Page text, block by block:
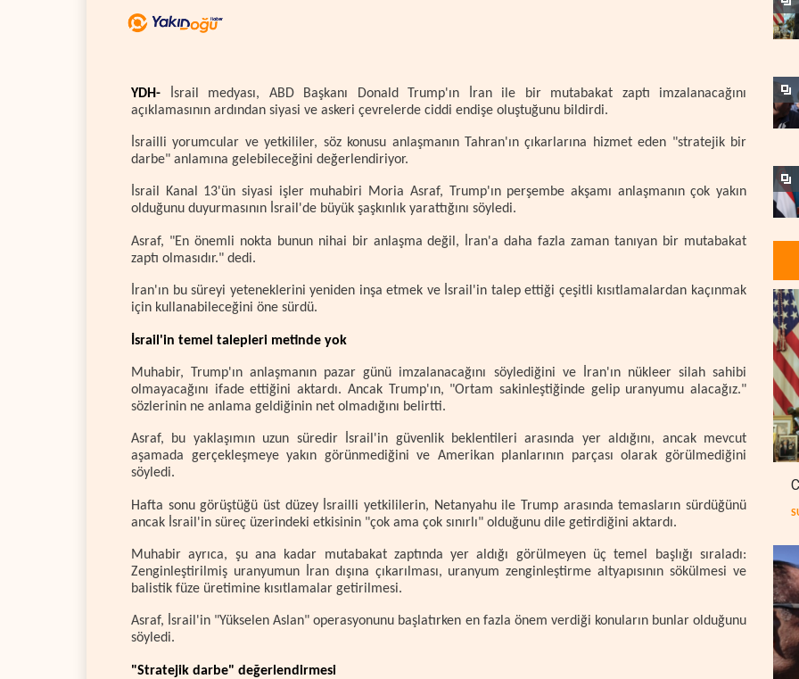
YDH- İsrail medyası, ABD Başkanı Donald Trump'ın İran ile bir mutabakat zaptı imzalanacağını
açıklamasının ardından siyasi ve askeri çevrelerde ciddi endişe oluştuğunu bildirdi.
İsrailli yorumcular ve yetkililer, söz konusu anlaşmanın Tahran'ın çıkarlarına hizmet eden "stratejik bir
darbe" anlamına gelebileceğini değerlendiriyor.
İsrail Kanal 13'ün siyasi işler muhabiri Moria Asraf, Trump'ın perşembe akşamı anlaşmanın çok yakın
olduğunu duyurmasının İsrail'de büyük şaşkınlık yarattığını söyledi.
Asraf, "En önemli nokta bunun nihai bir anlaşma değil, İran'a daha fazla zaman tanıyan bir mutabakat
zaptı olmasıdır." dedi.
İran'ın bu süreyi yeteneklerini yeniden inşa etmek ve İsrail'in talep ettiği çeşitli kısıtlamalardan kaçınmak
için kullanabileceğini öne sürdü.
İsrail'in temel talepleri metinde yok
Muhabir, Trump'ın anlaşmanın pazar günü imzalanacağını söylediğini ve İran'ın nükleer silah sahibi
olmayacağını ifade ettiğini aktardı. Ancak Trump'ın, "Ortam sakinleştiğinde gelip uranyumu alacağız."
sözlerinin ne anlama geldiğinin net olmadığını belirtti.
Asraf, bu yaklaşımın uzun süredir İsrail'in güvenlik beklentileri arasında yer aldığını, ancak mevcut
aşamada gerçekleşmeye yakın görünmediğini ve Amerikan planlarının parçası olarak görülmediğini
söyledi.
Hafta sonu görüştüğü üst düzey İsrailli yetkililerin, Netanyahu ile Trump arasında temasların sürdüğünü
ancak İsrail'in süreç üzerindeki etkisinin "çok ama çok sınırlı" olduğunu dile getirdiğini aktardı.
Muhabir ayrıca, şu ana kadar mutabakat zaptında yer aldığı görülmeyen üç temel başlığı sıraladı:
Zenginleştirilmiş uranyumun İran dışına çıkarılması, uranyum zenginleştirme altyapısının sökülmesi ve
balistik füze üretimine kısıtlamalar getirilmesi.
Asraf, İsrail'in "Yükselen Aslan" operasyonunu başlatırken en fazla önem verdiği konuların bunlar olduğunu
söyledi.
"Stratejik darbe" değerlendirmesi